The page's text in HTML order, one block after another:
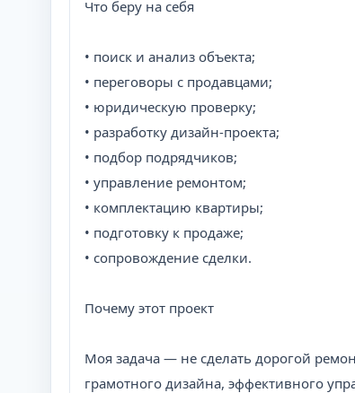
Что беру на себя
• поиск и анализ объекта;
• переговоры с продавцами;
• юридическую проверку;
• разработку дизайн-проекта;
• подбор подрядчиков;
• управление ремонтом;
• комплектацию квартиры;
• подготовку к продаже;
• сопровождение сделки.
Почему этот проект
Моя задача — не сделать дорогой
грамотного дизайна, эффективного